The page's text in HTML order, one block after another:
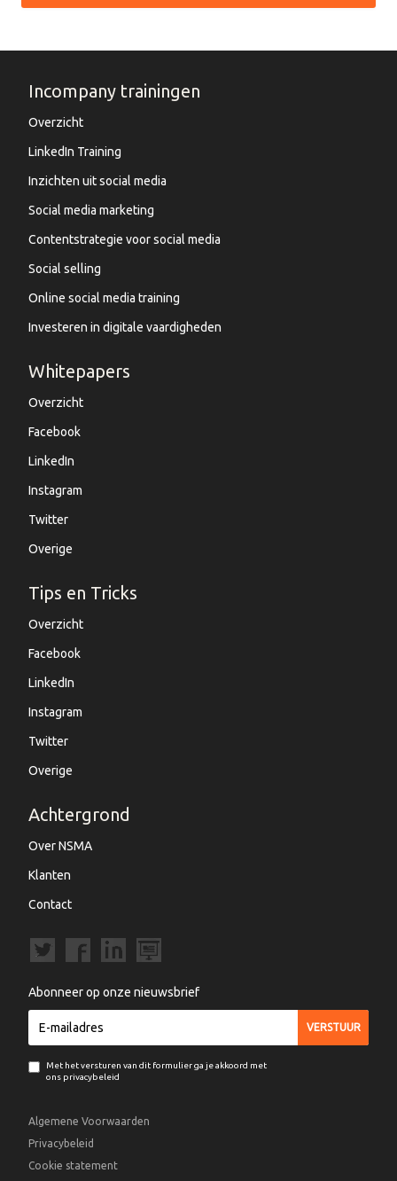
Incompany trainingen
Overzicht
LinkedIn Training
Inzichten uit social media
Social media marketing
Contentstrategie voor social media
Social selling
Online social media training
Investeren in digitale vaardigheden
Whitepapers
Overzicht
Facebook
LinkedIn
Instagram
Twitter
Overige
Tips en Tricks
Overzicht
Facebook
LinkedIn
Instagram
Twitter
Overige
Achtergrond
Over NSMA
Klanten
Contact
Abonneer op onze nieuwsbrief
Met het versturen van dit formulier ga je akkoord met
ons privacybeleid
Algemene Voorwaarden
Privacybeleid
Cookie statement